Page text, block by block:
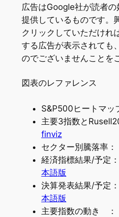
広告はGoogle社が読者
提供しているものです。
クリックしていただけれ
する広告が表示されても
のでございませんことを
図表のレファレンス
S&P500ヒートマ
主要3指数と
finviz
セクター別騰落率
経済指標結果/予定
本語版
決算発表結果/予定
本語版
主要指数の動き